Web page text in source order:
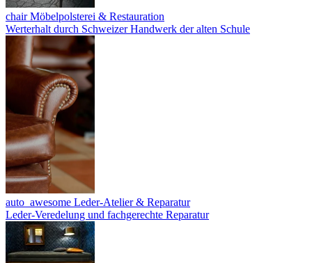
chair Möbelpolsterei & Restauration
Werterhalt durch Schweizer Handwerk der alten Schule
auto_awesome Leder-Atelier & Reparatur
Leder-Veredelung und fachgerechte Reparatur